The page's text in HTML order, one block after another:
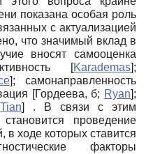
показана особая роль
с актуализацией
что значимый вклад в
вносят самооценка
[Karademas];
]; самонаправленность
[Гордеева, б; Ryan];
Tian]
. В связи с этим
проведение
в ходе которых ставится
факторы